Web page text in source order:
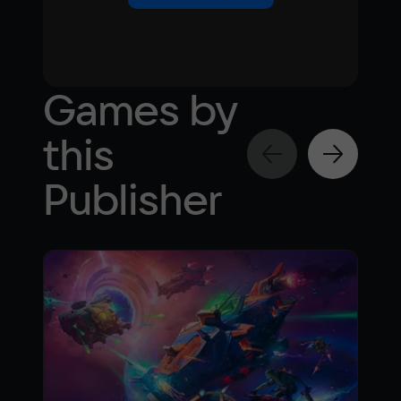
Games by
this
Publisher